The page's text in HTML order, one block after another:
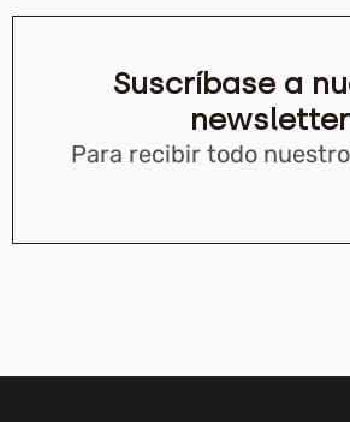
Suscríbase a
newsletter
Para recibir todo